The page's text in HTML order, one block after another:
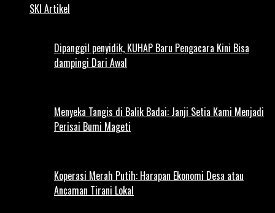
SKI Artikel
Dipanggil penyidik, KUHAP Baru Pengacara Kini Bisa
dampingi Dari Awal
Menyeka Tangis di Balik Badai: Janji Setia Kami Menjadi
Perisai Bumi Mageti
Koperasi Merah Putih: Harapan Ekonomi Desa atau
Ancaman Tirani Lokal